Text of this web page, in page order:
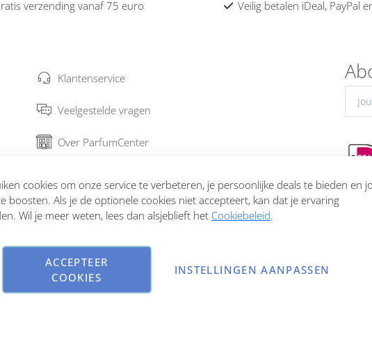
verzending vanaf 75 euro Veilig betalen iDeal, PayPal
Klantenservice
Veelgestelde vragen
Over ParfumCenter
Garantie en retourneren
Copyright © 2026 ParfumCenter.nl. All rights reserved.
cookies om onze service te verbeteren, je persoonlijke deals te bieden en
boosten. Als je de optionele cookies niet accepteert, kan dat je ervaring
Wil je meer weten, lees dan alsjeblieft het Cookiebeleid.
ACCEPTEER
COOKIES
INSTELLINGEN AANPASSEN